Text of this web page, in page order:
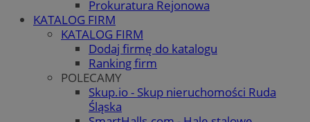
Prokuratura Rejonowa
KATALOG FIRM
KATALOG FIRM
Dodaj firmę do katalogu
Ranking firm
POLECAMY
Skup.io - Skup nieruchomości Ruda
Śląska